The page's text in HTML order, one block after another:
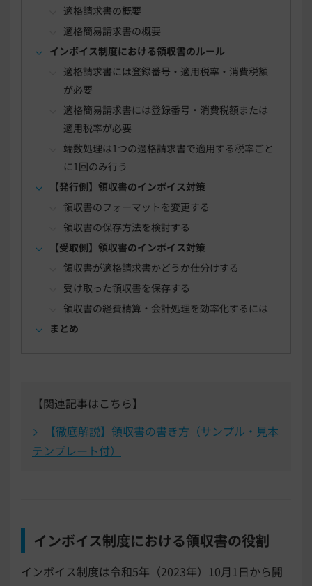
適格請求書の概要
適格簡易請求書の概要
インボイス制度における領収書のルール
適格請求書には登録番号・適用税率・消費税額
が必要
適格簡易請求書には登録番号・消費税額または
適用税率が必要
端数処理は1つの適格請求書で適用する税率ごと
に1回のみ行う
【発行側】領収書のインボイス対策
領収書のフォーマットを変更する
領収書の保存方法を検討する
【受取側】領収書のインボイス対策
領収書が適格請求書かどうか仕分けする
受け取った領収書を保存する
領収書の経費精算・会計処理を効率化するには
まとめ
【関連記事はこちら】
【徹底解説】領収書の書き方（サンプル・見本
テンプレート付）
インボイス制度における領収書の役割
インボイス制度は令和5年（2023年）10月1日から開